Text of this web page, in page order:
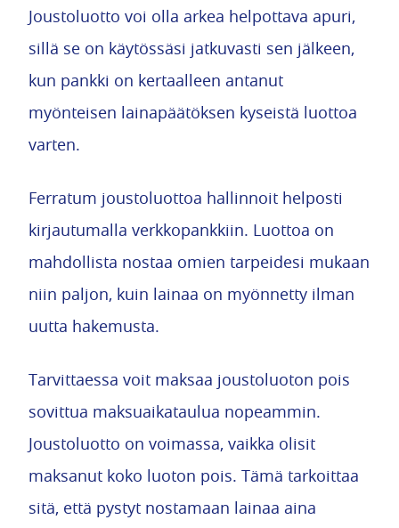
Joustoluotto voi olla arkea helpottava apuri,
sillä se on käytössäsi jatkuvasti sen jälkeen,
kun pankki on kertaalleen antanut
myönteisen lainapäätöksen kyseistä luottoa
varten.
Ferratum joustoluottoa hallinnoit helposti
kirjautumalla verkkopankkiin. Luottoa on
mahdollista nostaa omien tarpeidesi mukaan
niin paljon, kuin lainaa on myönnetty ilman
uutta hakemusta.
Tarvittaessa voit maksaa joustoluoton pois
sovittua maksuaikataulua nopeammin.
Joustoluotto on voimassa, vaikka olisit
maksanut koko luoton pois. Tämä tarkoittaa
sitä, että pystyt nostamaan lainaa aina